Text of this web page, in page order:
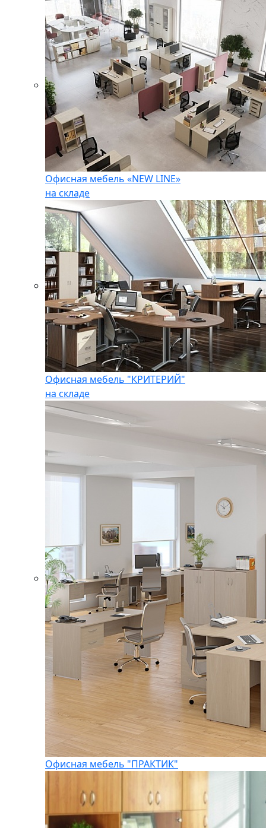
Офисная мебель «NEW LINE»
на складе
Офисная мебель "КРИТЕРИЙ"
на складе
Офисная мебель "ПРАКТИК"